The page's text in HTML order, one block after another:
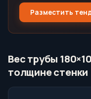
Разместить
Вес трубы
толщине стенки